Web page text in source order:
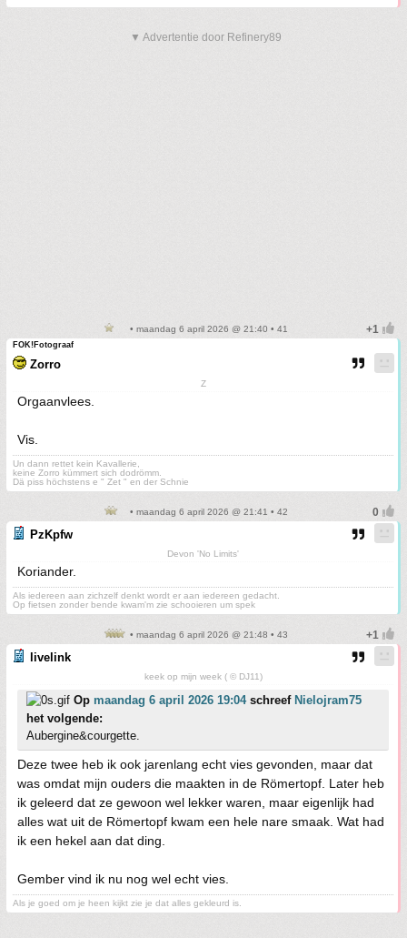
▼ Advertentie door Refinery89
• maandag 6 april 2026 @ 21:40 • 41
FOK!Fotograaf
Zorro
Z
Orgaanvlees.
Vis.
Un dann rettet kein Kavallerie,
keine Zorro kümmert sich dodrömm.
Dä piss höchstens e " Zet " en der Schnie
• maandag 6 april 2026 @ 21:41 • 42
PzKpfw
Devon 'No Limits'
Koriander.
Als iedereen aan zichzelf denkt wordt er aan iedereen gedacht.
Op fietsen zonder bende kwam'm zie schooieren um spek
• maandag 6 april 2026 @ 21:48 • 43
livelink
keek op mijn week ( © DJ11)
Op maandag 6 april 2026 19:04schreef Nielojram75
het volgende:
Aubergine&courgette.
Deze twee heb ik ook jarenlang echt vies gevonden, maar dat
was omdat mijn ouders die maakten in de Römertopf. Later heb
ik geleerd dat ze gewoon wel lekker waren, maar eigenlijk had
alles wat uit de Römertopf kwam een hele nare smaak. Wat had
ik een hekel aan dat ding.
Gember vind ik nu nog wel echt vies.
Als je goed om je heen kijkt zie je dat alles gekleurd is.